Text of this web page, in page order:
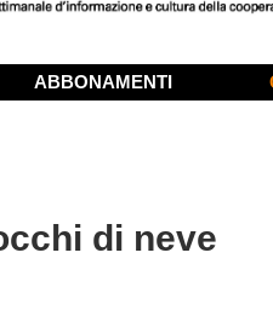
ABBONAMENTI
di neve